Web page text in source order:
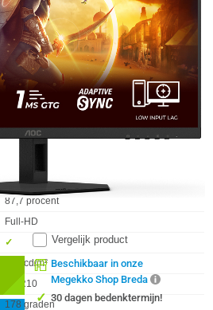
Beschikbaar in onze
Megekko Shop Breda
✓ 30 dagen bedenktermijn!
Vergelijk product
W-LED
✖︎
16.7M
24.0 inch (61.0cm)
30 - 290 kHz
IPS
87,7 procent
Full-HD
✓︎
300 cd/m²
HDR10
178 graden